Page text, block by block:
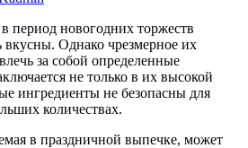
период новогодних торжеств
Однако чрезмерное их
за собой определенные
не только в их высокой
ингредиенты не безопасны для
количествах.
в праздничной выпечке, может